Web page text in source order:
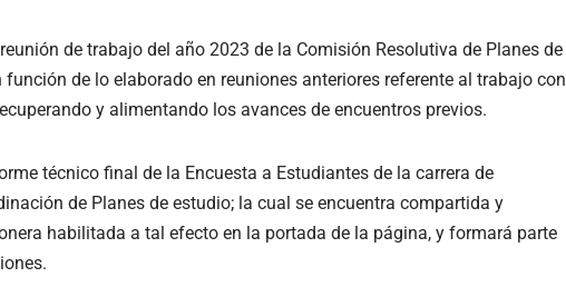
de trabajo del año 2023 de la Comisión Resolutiva de Planes de
de lo elaborado en reuniones anteriores referente al trabajo con
y alimentando los avances de encuentros previos.
técnico final de la Encuesta a Estudiantes de la carrera de
de Planes de estudio; la cual se encuentra compartida y
habilitada a tal efecto en la portada de la página, y formará parte